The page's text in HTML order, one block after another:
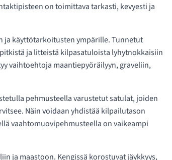
on toimittava tarkasti, kevyesti ja
ja käyttötarkoitusten ympärille. Tunnetut
ja litteistä kilpasatuloista lyhytnokkaisiin
vaihtoehtoja maantiepyöräilyyn, graveliin,
pehmusteella varustetut satulat, joiden
Näin voidaan yhdistää kilpailutason
vaahtomuovipehmusteella on vaikeampi
ja maastoon. Kengissä korostuvat jäykkyys,